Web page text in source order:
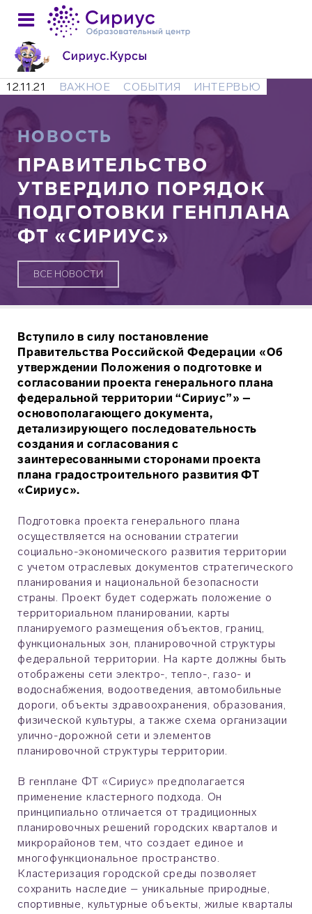
12.11.21 ВАЖНОЕ СОБЫТИЯ ИНТЕРВЬЮ
НОВОСТЬ
ПРАВИТЕЛЬСТВО
УТВЕРДИЛО ПОРЯДОК
ПОДГОТОВКИ ГЕНПЛАНА
ФТ «СИРИУС»
ВСЕ НОВОСТИ
Вступило в силу постановление
Правительства Российской Федерации «Об
утверждении Положения о подготовке и
согласовании проекта генерального плана
федеральной территории “Сириус”» –
основополагающего документа,
детализирующего последовательность
создания и согласования с
заинтересованными сторонами проекта
плана градостроительного развития ФТ
«Сириус».
Подготовка проекта генерального плана
осуществляется на основании стратегии
социально-экономического развития территории
с учетом отраслевых документов стратегического
планирования и национальной безопасности
страны. Проект будет содержать положение о
территориальном планировании, карты
планируемого размещения объектов, границ,
функциональных зон, планировочной структуры
федеральной территории. На карте должны быть
отображены сети электро-, тепло-, газо- и
водоснабжения, водоотведения, автомобильные
дороги, объекты здравоохранения, образования,
физической культуры, а также схема организации
улично-дорожной сети и элементов
планировочной структуры территории.
В генплане ФТ «Сириус» предполагается
применение кластерного подхода. Он
принципиально отличается от традиционных
планировочных решений городских кварталов и
микрорайонов тем, что создает единое и
многофункциональное пространство.
Кластеризация городской среды позволяет
сохранить наследие – уникальные природные,
спортивные, культурные объекты, жилые кварталы